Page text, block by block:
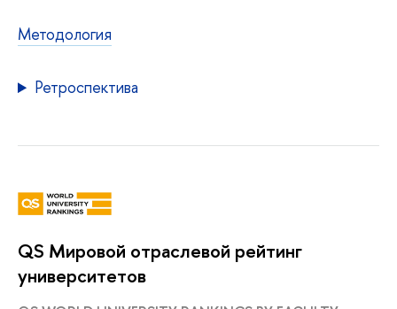
Методология
Ретроспектива
QS Мировой отраслевой рейтинг
университетов